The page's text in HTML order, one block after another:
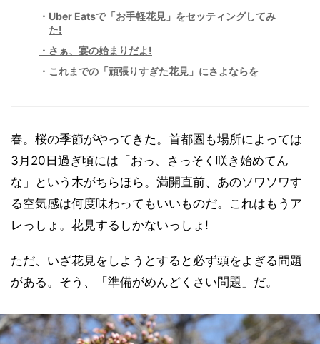
Uber Eatsで「お手軽花見」をセッティングしてみ
た!
さぁ、宴の始まりだよ!
これまでの「頑張りすぎた花見」にさよならを
春。桜の季節がやってきた。首都圏も場所によっては
3月20日過ぎ頃には「おっ、さっそく咲き始めてん
な」という木がちらほら。満開直前、あのソワソワす
る空気感は何度味わってもいいものだ。これはもうア
レっしょ。花見するしかないっしょ!
ただ、いざ花見をしようとすると必ず頭をよぎる問題
がある。そう、「準備がめんどくさい問題」だ。